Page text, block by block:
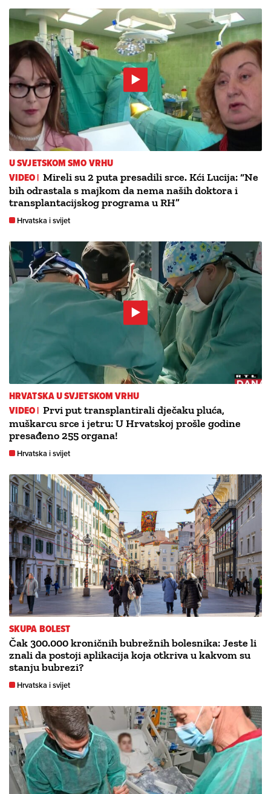
U SVJETSKOM SMO VRHU
VIDEO | Mireli su 2 puta presadili srce. Kći Lucija: “Ne
bih odrastala s majkom da nema naših doktora i
transplantacijskog programa u RH”
Hrvatska i svijet
HRVATSKA U SVJETSKOM VRHU
VIDEO | Prvi put transplantirali dječaku pluća,
muškarcu srce i jetru: U Hrvatskoj prošle godine
presađeno 255 organa!
Hrvatska i svijet
SKUPA BOLEST
Čak 300.000 kroničnih bubrežnih bolesnika: Jeste li
znali da postoji aplikacija koja otkriva u kakvom su
stanju bubrezi?
Hrvatska i svijet